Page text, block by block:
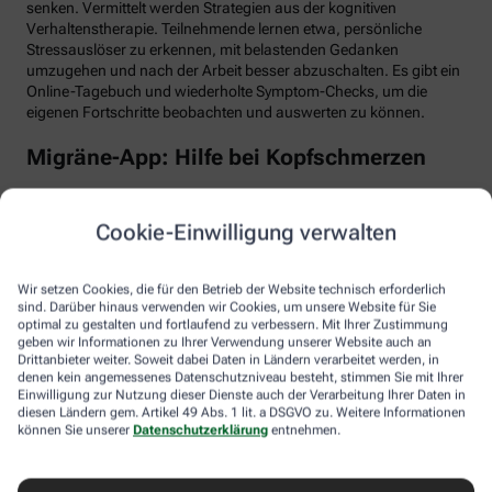
Cookie-Einwilligung verwalten
Wir setzen Cookies, die für den Betrieb der Website technisch erforderlich
sind. Darüber hinaus verwenden wir Cookies, um unsere Website für Sie
optimal zu gestalten und fortlaufend zu verbessern. Mit Ihrer Zustimmung
geben wir Informationen zu Ihrer Verwendung unserer Website auch an
Drittanbieter weiter. Soweit dabei Daten in Ländern verarbeitet werden, in
denen kein angemessenes Datenschutzniveau besteht, stimmen Sie mit Ihrer
Einwilligung zur Nutzung dieser Dienste auch der Verarbeitung Ihrer Daten in
diesen Ländern gem. Artikel 49 Abs. 1 lit. a DSGVO zu. Weitere Informationen
können Sie unserer Datenschutzerklärung entnehmen.
senken. Vermittelt werden Strategien aus der kognitiven
Verhaltenstherapie. Teilnehmende lernen etwa, persönliche
Stressauslöser zu erkennen, mit belastenden Gedanken
umzugehen und nach der Arbeit besser abzuschalten. Es gibt ein
Online-Tagebuch und wiederholte Symptom-Checks, um die
eigenen Fortschritte beobachten und auswerten zu können.
Migräne-App: Hilfe bei Kopfschmerzen
renommierten Schmerzklinik Kiel lässt sich übersichtlich
Das kann helfen, persönliche Muster zu erkennen und die
Attacken besser zu behandeln, etwa durch den optimalen
Einnahmezeitpunkt von Migräne-Medikamenten. Darüber hinaus
stellt die App viele nützliche Informationen zu Migräne bereit
sowie aktive Verfahren zur Entspannung und Stressbewältigung.
Aimo gesund bewegt: Digitaler Personal
Trainer